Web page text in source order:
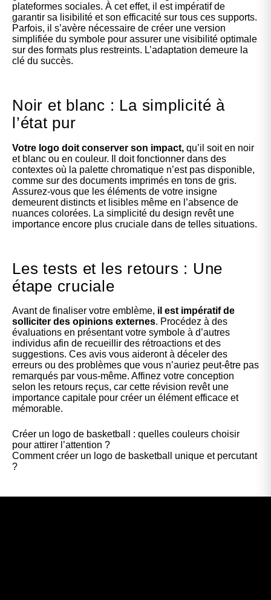
plateformes sociales. À cet effet, il est impératif de
garantir sa lisibilité et son efficacité sur tous ces supports.
Parfois, il s’avère nécessaire de créer une version
simplifiée du symbole pour assurer une visibilité optimale
sur des formats plus restreints. L’adaptation demeure la
clé du succès.
Noir et blanc : La simplicité à
l’état pur
Votre logo doit conserver son impact, qu’il soit en noir
et blanc ou en couleur. Il doit fonctionner dans des
contextes où la palette chromatique n’est pas disponible,
comme sur des documents imprimés en tons de gris.
Assurez-vous que les éléments de votre insigne
demeurent distincts et lisibles même en l’absence de
nuances colorées. La simplicité du design revêt une
importance encore plus cruciale dans de telles situations.
Les tests et les retours : Une
étape cruciale
Avant de finaliser votre emblème, il est impératif de
solliciter des opinions externes. Procédez à des
évaluations en présentant votre symbole à d’autres
individus afin de recueillir des rétroactions et des
suggestions. Ces avis vous aideront à déceler des
erreurs ou des problèmes que vous n’auriez peut-être pas
remarqués par vous-même. Affinez votre conception
selon les retours reçus, car cette révision revêt une
importance capitale pour créer un élément efficace et
mémorable.
Créer un logo de basketball : quelles couleurs choisir
pour attirer l’attention ?
Comment créer un logo de basketball unique et percutant
?